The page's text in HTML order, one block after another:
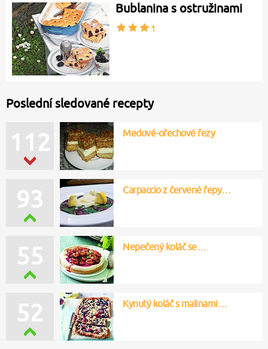
Bublanina s ostružinami
Poslední sledované recepty
112 Medové-ořechové řezy
93 Carpaccio z červené řepy…
55 Nepečený koláč se…
52 Kynutý koláč s malinami…